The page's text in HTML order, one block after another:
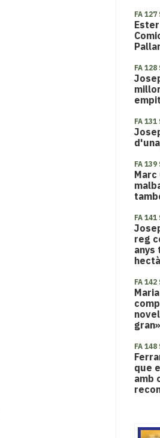
FA 127
FA 128
FA 131
FA 139
FA 141
reg
anys
FA 142
gran»
FA 148
que
amb